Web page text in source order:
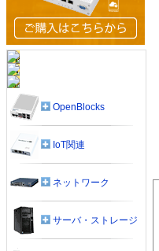
OpenBlocks
IoT関連
ネットワーク
サーバ・ストレージ